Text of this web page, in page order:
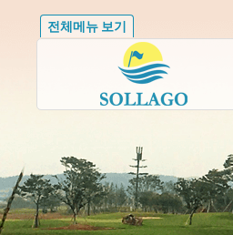
전체메뉴 보기